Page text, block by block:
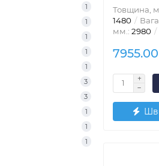
1
1
1
1
1
3
3
1
1
1
Товщина,
1480
мм.: 2980